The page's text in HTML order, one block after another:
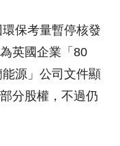
保考量暫停核發
英國企業「80
源」公司文件顯
分股權，不過仍